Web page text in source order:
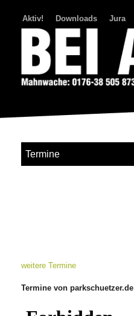
Aktiv! Downloads Jura
Termine
weitere Termine
Termine von parkschuetzer.de